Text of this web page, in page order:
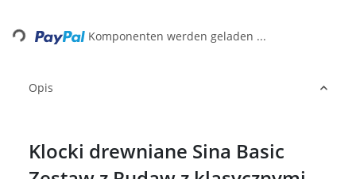
Loading... Komponenten werden geladen ...
Opis
Klocki drewniane Sina Basic